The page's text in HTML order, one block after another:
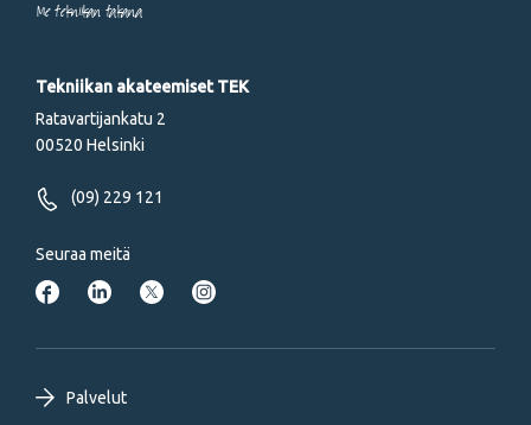
Me tekniikan takana
Tekniikan akateemiset TEK
Ratavartijankatu 2
00520 Helsinki
(09) 229 121
Seuraa meitä
Footer
Palvelut